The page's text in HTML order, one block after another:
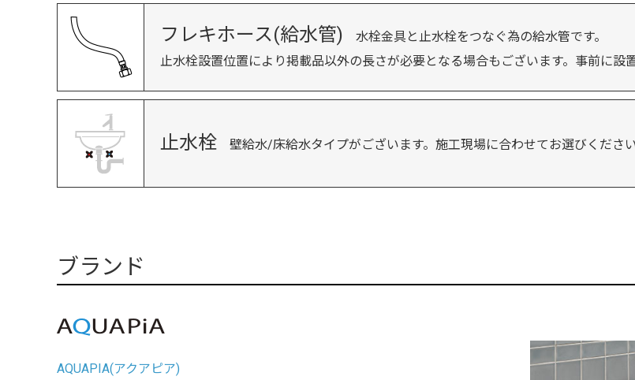
フレキホース(給水管) 水栓金具と止水栓をつなぐ為の給水管です。
止水栓設置位置により掲載品以外の長さが必要となる場合もございます。事前に設
止水栓 壁給水/床給水タイプがございます。施工現場に合わせてお選びください
ブランド
AQUAPIA(アクアピア)